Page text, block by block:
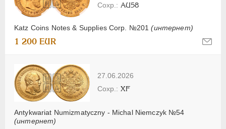
Katz Coins Notes & Supplies Corp. №201(интернет)
AU58
1 200 EUR
27.06.2026
Antykwariat Numizmatyczny - Michal Niemczyk №54
(интернет)
XF